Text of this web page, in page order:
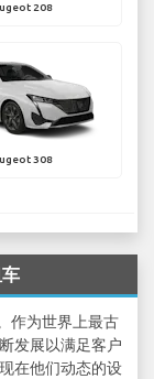
208
308
作为世界上最古
发展以满足客户
在他们动态的设